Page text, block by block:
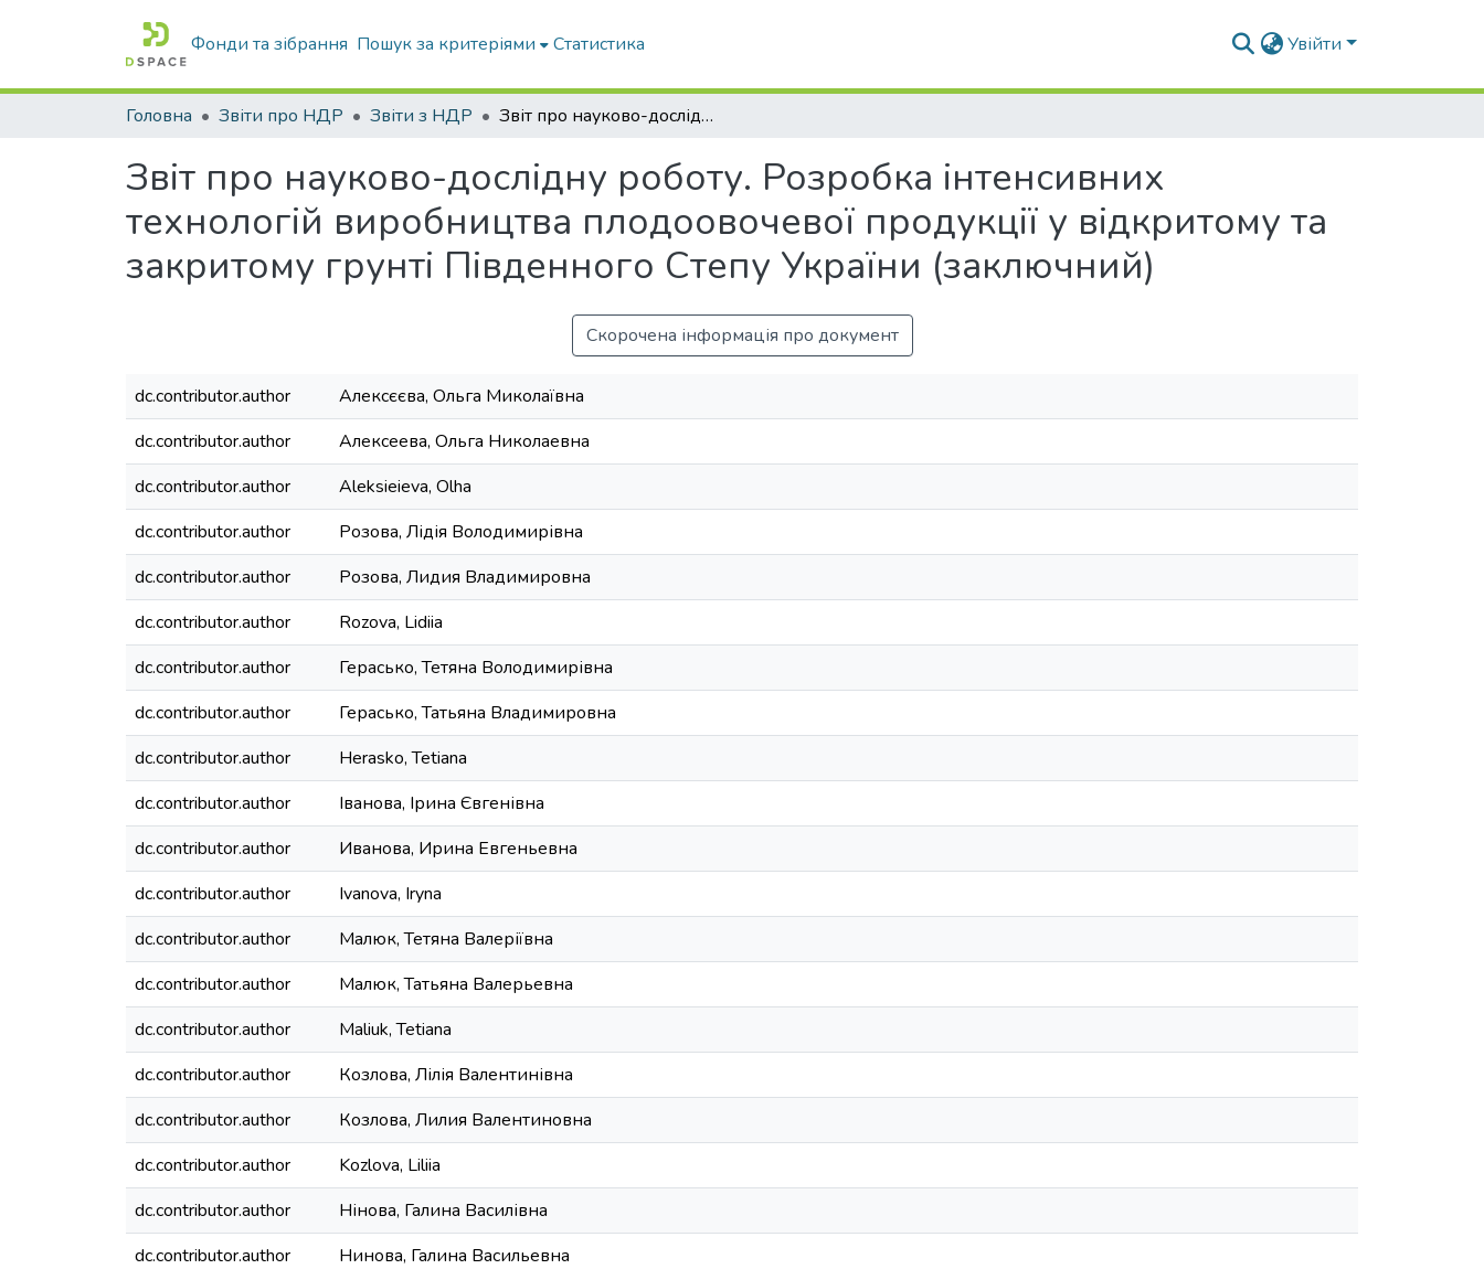
Фонди та зібрання Пошук за критеріями Статистика Увійти
Головна Звіти про НДР Звіти з НДР Звіт про науково-дослідну роботу. Розробка інтенсивних технологій виробництва плодоовочевої продукції у відкритому та закритому грунті Південного Степу України (заключний)
Звіт про науково-дослідну роботу. Розробка інтенсивних
технологій виробництва плодоовочевої продукції у відкритому та
закритому грунті Південного Степу України (заключний)
Скорочена інформація про документ
dc.contributor.author
Алексєєва, Ольга Миколаївна
dc.contributor.author
Алексеева, Ольга Николаевна
dc.contributor.author
Aleksieieva, Olha
dc.contributor.author
Розова, Лідія Володимирівна
dc.contributor.author
Розова, Лидия Владимировна
dc.contributor.author
Rozova, Lidiia
dc.contributor.author
Герасько, Тетяна Володимирівна
dc.contributor.author
Герасько, Татьяна Владимировна
dc.contributor.author
Herasko, Tetiana
dc.contributor.author
Іванова, Ірина Євгенівна
dc.contributor.author
Иванова, Ирина Евгеньевна
dc.contributor.author
Ivanova, Iryna
dc.contributor.author
Малюк, Тетяна Валеріївна
dc.contributor.author
Малюк, Татьяна Валерьевна
dc.contributor.author
Maliuk, Tetiana
dc.contributor.author
Козлова, Лілія Валентинівна
dc.contributor.author
Козлова, Лилия Валентиновна
dc.contributor.author
Kozlova, Liliia
dc.contributor.author
Нінова, Галина Василівна
dc.contributor.author
Нинова, Галина Васильевна